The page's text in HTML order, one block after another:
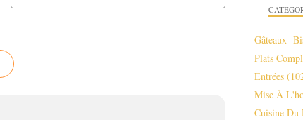
Gâteaux -
Plats
Entrées
Mise À
Cuisine Du